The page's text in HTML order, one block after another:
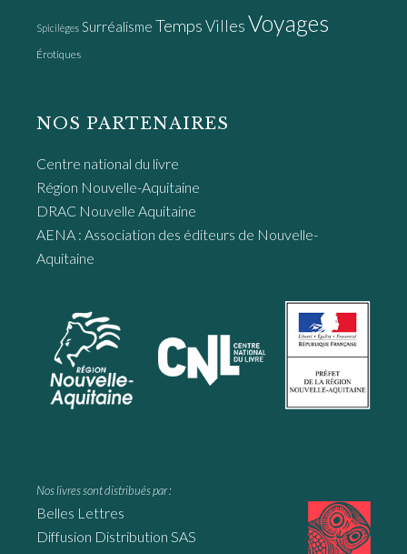
Spicilèges Surréalisme TempsVillesVoyages
Érotiques
NOS PARTENAIRES
Centre national du livre
Région Nouvelle-Aquitaine
DRAC Nouvelle Aquitaine
AENA : Association des éditeurs de Nouvelle-
Aquitaine
Nos livres sont distribués par :
Belles Lettres
Diffusion Distribution SAS